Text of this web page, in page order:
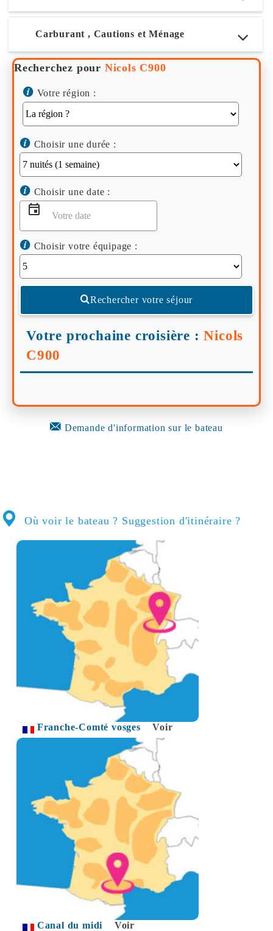
Carburant , Cautions et Ménage
Recherchez pour Nicols C900
Votre région :
Choisir une durée :
Choisir une date :
Choisir votre équipage :
Rechercher votre séjour
Votre prochaine croisière :Nicols
C900
Demande d'information sur le bateau
Où voir le bateau ? Suggestion d'itinéraire ?
Franche-Comté vosges Voir
Canal du midi Voir